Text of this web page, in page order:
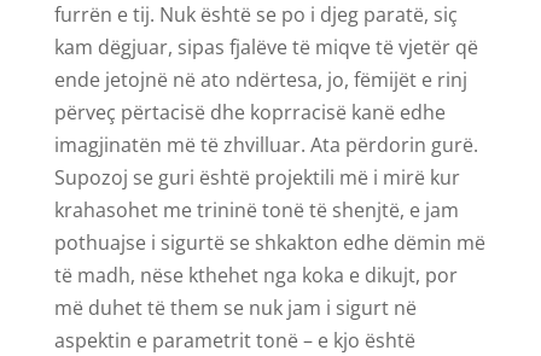
furrën e tij. Nuk është se po i djeg paratë, siç
kam dëgjuar, sipas fjalëve të miqve të vjetër që
ende jetojnë në ato ndërtesa, jo, fëmijët e rinj
përveç përtacisë dhe koprracisë kanë edhe
imagjinatën më të zhvilluar. Ata përdorin gurë.
Supozoj se guri është projektili më i mirë kur
krahasohet me trininë tonë të shenjtë, e jam
pothuajse i sigurtë se shkakton edhe dëmin më
të madh, nëse kthehet nga koka e dikujt, por
më duhet të them se nuk jam i sigurt në
aspektin e parametrit tonë – e kjo është